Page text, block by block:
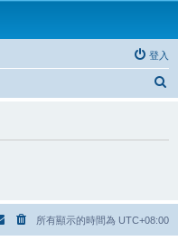
登入
所有顯示的時間為 UTC+08:00